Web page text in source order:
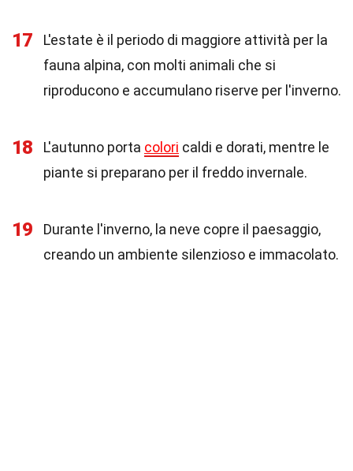
17
L'estate è il periodo di maggiore attività per la
fauna alpina, con molti animali che si
riproducono e accumulano riserve per l'inverno.
18 L'autunno porta colori caldi e dorati, mentre le
piante si preparano per il freddo invernale.
19
Durante l'inverno, la neve copre il paesaggio,
creando un ambiente silenzioso e immacolato.